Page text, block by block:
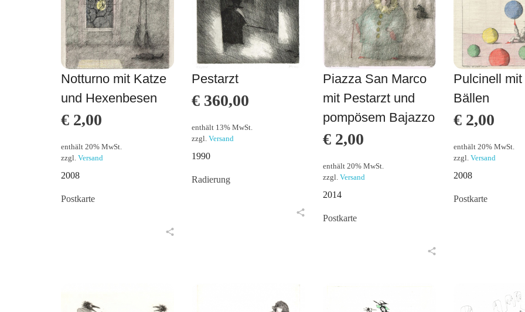
Notturno mit Katze
und Hexenbesen
€ 2,00
enthält 20% MwSt.
zzgl. Versand
2008
Postkarte
Pestarzt
€ 360,00
enthält 13% MwSt.
zzgl.Versand
1990
Radierung
Piazza San Marco
mit Pestarzt und
pompösem Bajazzo
€2,00
enthält 20% MwSt.
zzgl. Versand
2014
Postkarte
Pulcinell
Bällen
€2,00
enthält 20% MwSt.
zzgl. Versand
2008
Postkarte